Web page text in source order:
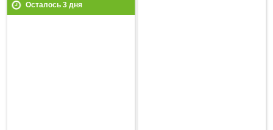
Осталось 3дня